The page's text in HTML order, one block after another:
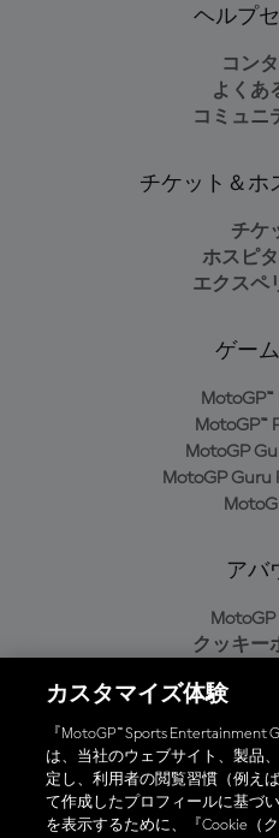
ヘルプ
コン
よくあ
コミュニ
チケット＆ホ
チケ
ホスピ
エクスペ
ゲー
MotoGP™
MotoGP™
MotoGP
MotoGP Guru
アバ
クッキー
プライバシ
購入ポ
オフィシ
カスタマイズ体験
『MotoGP™ Sports
は、当社のウェブサイト、製品
定し、利用者の閲覧習慣（例え
て作成したプロフィールに基づ
を表示するために、『Cookie（